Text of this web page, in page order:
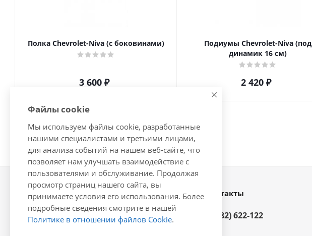
Полка Chevrolet-Niva (с боковинами)
3 600 ₽
Подиумы Chevrolet-Niva (под
динамик 16 см)
2 420 ₽
2026 © Интернет-магазин
автозапчастей - www.vsavto.com.
Наши контакты
+7 (8482) 622-122
Файлы cookie
Мы используем файлы cookie, разработанные
нашими специалистами и третьими лицами,
для анализа событий на нашем веб-сайте, что
позволяет нам улучшать взаимодействие с
пользователями и обслуживание. Продолжая
просмотр страниц нашего сайта, вы
принимаете условия его использования. Более
подробные сведения смотрите в нашей
Политике в отношении файлов Cookie.